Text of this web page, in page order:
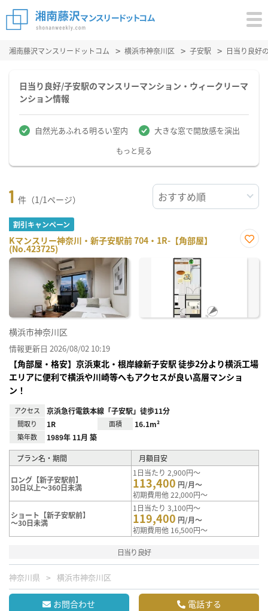
湘南藤沢マンスリードットコム 横浜市神奈川区 子安駅 日当り良好
日当り良好/子安駅のマンスリーマンション・ウィークリーマ
ンション情報
自然光あふれる明るい室内 大きな窓で開放感を演出
もっと見る
1 件（1/1ページ）
割引キャンペーン
Kマンスリー神奈川・新子安駅前 704・1R-【角部屋】
(No.423725)
に入
横浜市神奈川区
情報更新日 2026/08/02 10:19
【角部屋・格安】京浜東北・根岸線新子安駅 徒歩2分より横浜工場
エリアに便利で横浜や川崎等へもアクセスが良い高層マンショ
ン！
アクセス 京浜急行電鉄本線「子安駅」徒歩11分
間取り 1R 面積 16.1m²
築年数 1989年 11月 築
プラン名・期間 月額目安
ロング【新子安駅前】
30日以上～360日未満
1日当たり 2,900円～
113,400 円/月～
初期費用他 22,000円～
ショート【新子安駅前】
～30日未満
1日当たり 3,100円～
119,400 円/月～
初期費用他 16,500円～
日当り良好
神奈川県 横浜市神奈川区
お問合わせ 電話する